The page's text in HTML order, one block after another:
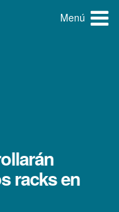
Menú
racks en